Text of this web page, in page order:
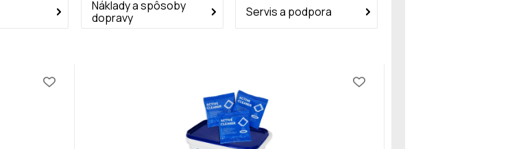
Náklady a spôsoby
dopravy
Servis a podpora